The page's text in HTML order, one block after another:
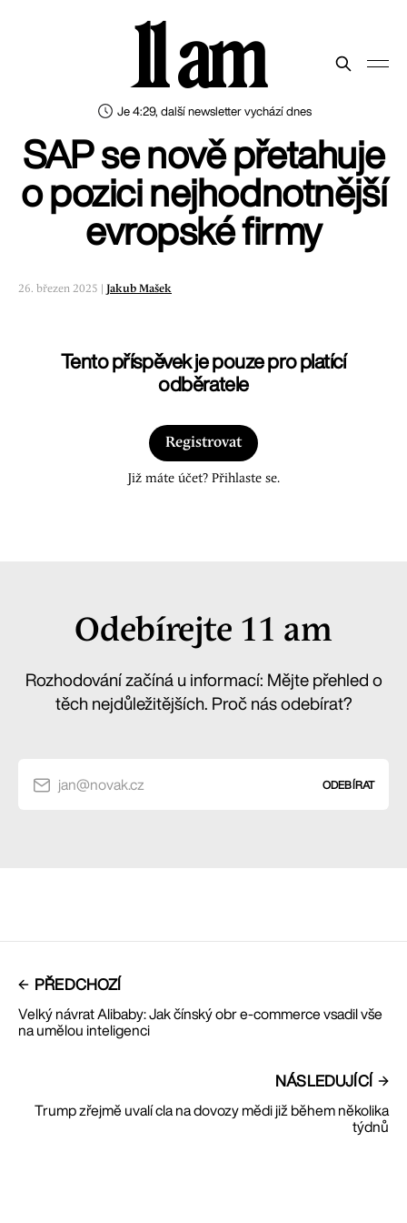
Je 4:29, další newsletter vychází dnes
11 am
SAP se nově přetahuje
o pozici nejhodnotnější
evropské firmy
26. březen 2025 | Jakub Mašek
Tento příspěvek je pouze pro platící
odběratele
Registrovat
Již máte účet? Přihlaste se.
Odebírejte 11 am
Rozhodování začíná u informací: Mějte přehled o
těch nejdůležitějších. Proč nás odebírat?
jan@novak.cz ODEBÍRAT
PŘEDCHOZÍ
Velký návrat Alibaby: Jak čínský obr e-commerce vsadil vše
na umělou inteligenci
NÁSLEDUJÍCÍ
Trump zřejmě uvalí cla na dovozy mědi již během několika
týdnů